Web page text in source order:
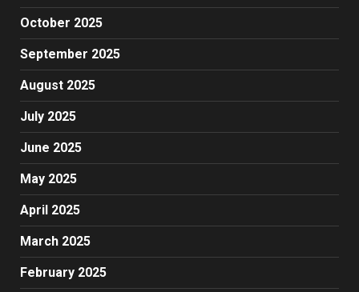
October 2025
September 2025
August 2025
July 2025
June 2025
May 2025
April 2025
March 2025
February 2025